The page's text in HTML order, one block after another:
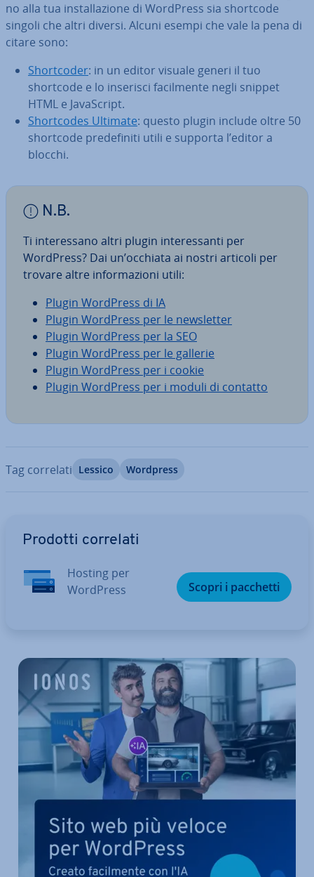
no alla tua in­stal­la­zio­ne di WordPress sia shortcode
singoli che altri diversi. Alcuni esempi che vale la pena di
citare sono:
Short­co­der: in un editor visuale generi il tuo
shortcode e lo inserisci fa­cil­men­te negli snippet
HTML e Ja­va­Script.
Short­co­des Ultimate: questo plugin include oltre 50
shortcode pre­de­fi­ni­ti utili e supporta l’editor a
blocchi.
N.B.
Ti in­te­res­sa­no altri plugin in­te­res­san­ti per
WordPress? Dai un’occhiata ai nostri articoli per
trovare altre in­for­ma­zio­ni utili:
Plugin WordPress di IA
Plugin WordPress per le new­slet­ter
Plugin WordPress per la SEO
Plugin WordPress per le gallerie
Plugin WordPress per i cookie
Plugin WordPress per i moduli di contatto
Tag correlati Lessico Wordpress
Prodotti correlati
Hosting per
WordPress
Scopri i pacchetti